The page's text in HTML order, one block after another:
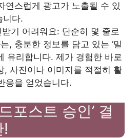
연스럽게 광고가 노출될 수 있
니다.
받기 어려워요: 단순히 몇 줄로
, 충분한 정보를 담고 있는 ‘밀
유리합니다. 제가 경험한 바로
, 사진이나 이미지를 적절히 활
응을 얻었습니다.
포스트 승인’ 결